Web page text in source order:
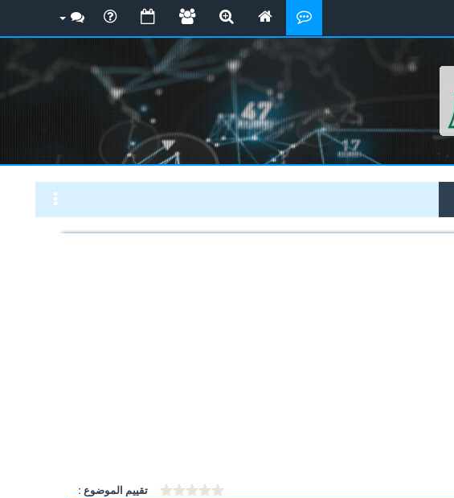
تقييم الموضوع :